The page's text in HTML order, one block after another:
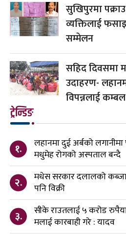
सुखिपुरमा
व्यक्तिलाई
सम्मेलन
सहिद दिवसमा
उदाहरण-
विपन्नलाई
ट्रेन्डिङ
१.
लहानमा दुई अर्बको
मधुमेह रोगको अस्पताल बन्दै
२.
मधेस सरकार दलालको
पनि विक्री
३.
सीके राउतलाई ५ करोड
मलाई कारबाही गरे : यादव